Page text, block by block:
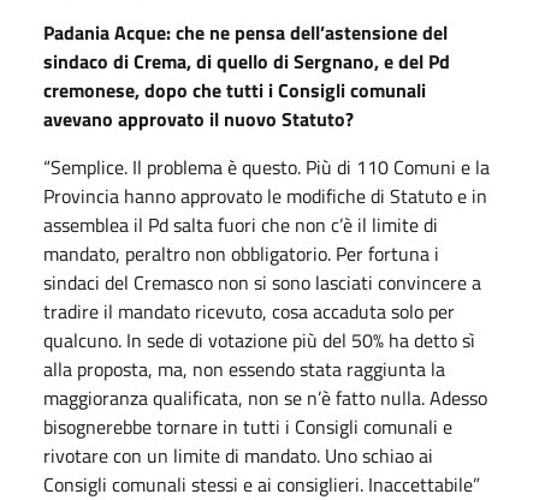
Padania Acque: che ne pensa dell’astensione del
sindaco di Crema, di quello di Sergnano, e del Pd
cremonese, dopo che tutti i Consigli comunali
avevano approvato il nuovo Statuto?
“Semplice. Il problema è questo. Più di 110 Comuni e la
Provincia hanno approvato le modifiche di Statuto e in
assemblea il Pd salta fuori che non c’è il limite di
mandato, peraltro non obbligatorio. Per fortuna i
sindaci del Cremasco non si sono lasciati convincere a
tradire il mandato ricevuto, cosa accaduta solo per
qualcuno. In sede di votazione più del 50% ha detto sì
alla proposta, ma, non essendo stata raggiunta la
maggioranza qualificata, non se n’è fatto nulla. Adesso
bisognerebbe tornare in tutti i Consigli comunali e
rivotare con un limite di mandato. Uno schiao ai
Consigli comunali stessi e ai consiglieri. Inaccettabile”